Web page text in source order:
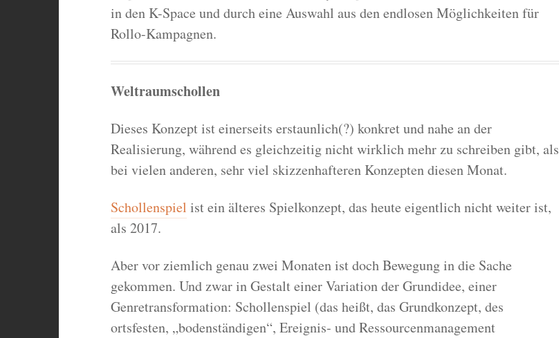
in den K-Space und durch eine Auswahl aus den endlosen Möglichkeiten für
Rollo-Kampagnen.
Weltraumschollen
Dieses Konzept ist einerseits erstaunlich(?) konkret und nahe an der
Realisierung, während es gleichzeitig nicht wirklich mehr zu schreiben gibt, als
bei vielen anderen, sehr viel skizzenhafteren Konzepten diesen Monat.
Schollenspiel ist ein älteres Spielkonzept, das heute eigentlich nicht weiter ist,
als 2017.
Aber vor ziemlich genau zwei Monaten ist doch Bewegung in die Sache
gekommen. Und zwar in Gestalt einer Variation der Grundidee, einer
Genretransformation: Schollenspiel (das heißt, das Grundkonzept, des
ortsfesten, „bodenständigen“, Ereignis- und Ressourcenmanagement